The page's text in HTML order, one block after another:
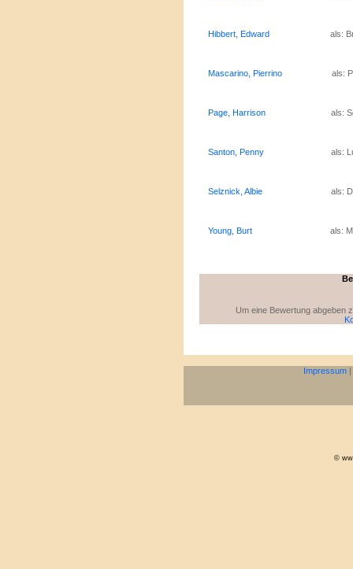
Hibbert, Edward als:
Mascarino, Pierrino als:
Page, Harrison als:
Santon, Penny als:
Selznick, Albie als:
Young, Burt als:
Um eine Bewertung abgeben
Impressum |
©